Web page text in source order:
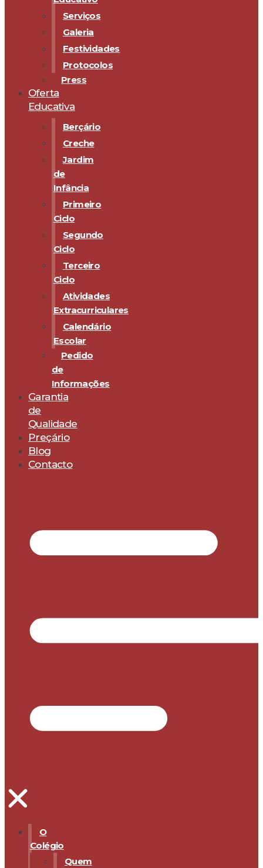
Serviços
Galeria
Festividades
Protocolos
Press
Oferta
Educativa
Berçário
Creche
Jardim
de
Infância
Primeiro
Ciclo
Segundo
Ciclo
Terceiro
Ciclo
Atividades
Extracurriculares
Calendário
Escolar
Pedido
de
Informações
Garantia
de
Qualidade
Preçário
Blog
Contacto
O
Colégio
Quem